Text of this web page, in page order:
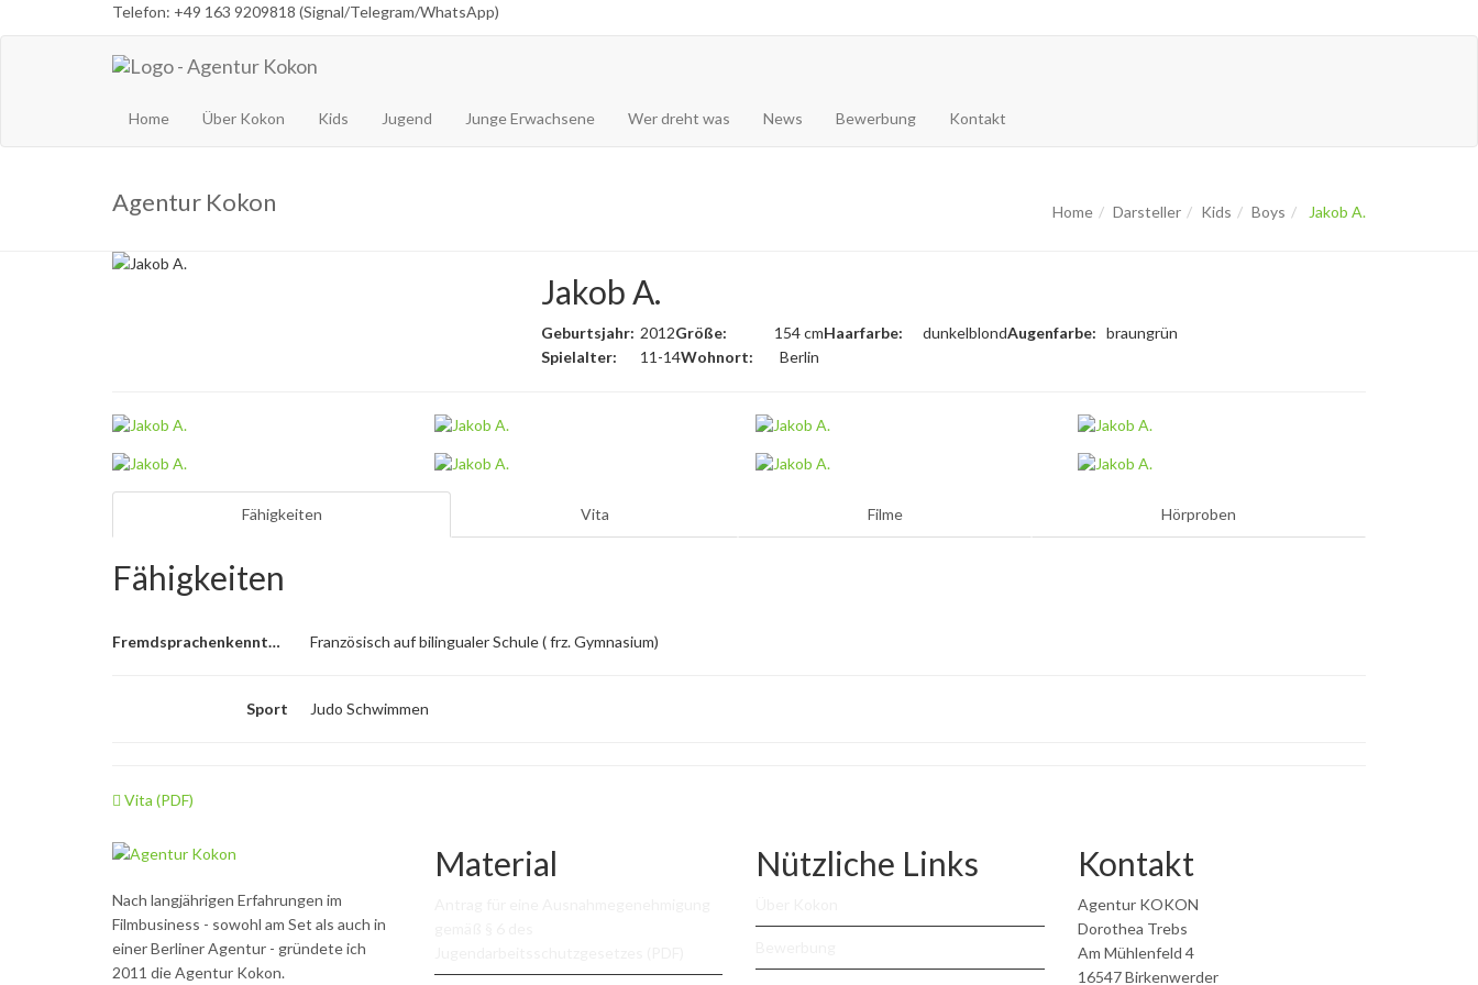
Telefon: +49 163 9209818 (Signal/Telegram/WhatsApp)
Home Über Kokon Kids Jugend Junge Erwachsene Wer dreht was News Bewerbung Kontakt
Agentur Kokon Home Darsteller Kids Boys Jakob A.
Jakob A.
Geburtsjahr: 2012Größe: 154 cmHaarfarbe: dunkelblondAugenfarbe: braungrün
Spielalter:
11-14Wohnort: Berlin
Fähigkeiten Vita Filme Hörproben
Fähigkeiten
Fremdsprachenkenntnisse Französisch auf bilingualer Schule ( frz. Gymnasium)
Sport Judo Schwimmen
Vita (PDF)
Nach langjährigen Erfahrungen im
Filmbusiness - sowohl am Set als auch in
einer Berliner Agentur - gründete ich
2011 die Agentur Kokon.
Material Nützliche Links Kontakt
Agentur KOKON
Dorothea Trebs
Am Mühlenfeld 4
16547 Birkenwerder